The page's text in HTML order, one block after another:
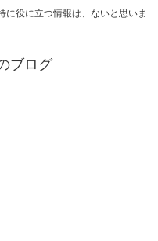
に役に立つ情報は、ないと思いま